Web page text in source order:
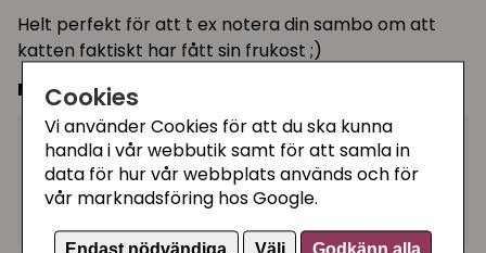
Cookies
Vi använder Cookies för att du ska kunna
handla i vår webbutik samt för att samla in
data för hur vår webbplats används och för
vår marknadsföring hos Google.
Helt perfekt för att t ex notera din sambo om att
katten faktiskt har fått sin frukost ;)
Mått:ca 28 cm
129 kr − + Köp
I lager, leveranstid 1-3 vardagar